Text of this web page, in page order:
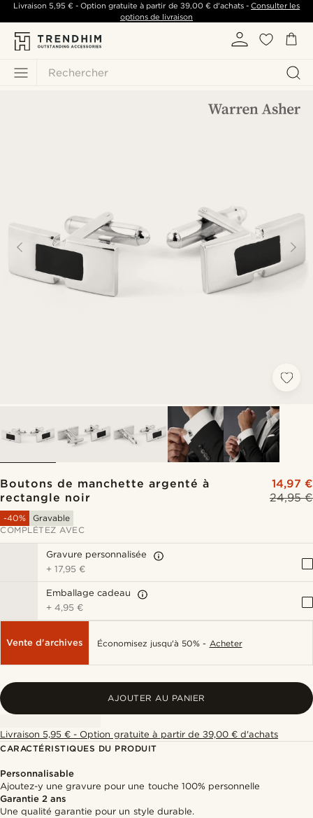
Rechercher
Livraison 5,95 €- Option gratuite à partir de 39,00 €d'achats -Consulter les
options de livraison
Boutons de manchette argenté à
rectangle noir
24,95 €
14,97 €
-40%
Gravable
COMPLÉTEZ AVEC
Gravure personnalisée
+17,95 €
Emballage cadeau
+4,95 €
Vente d'archives Économisez jusqu'à 50% - Acheter
AJOUTER AU PANIER
Livraison 5,95 € - Option gratuite à partir de 39,00 € d'achats
CARACTÉRISTIQUES DU PRODUIT
Personnalisable
Ajoutez-y une gravure pour une touche 100% personnelle
Garantie 2 ans
Une qualité garantie pour un style durable.